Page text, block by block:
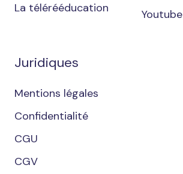
La télérééducation
Youtube
Juridiques
Mentions légales
Confidentialité
CGU
CGV